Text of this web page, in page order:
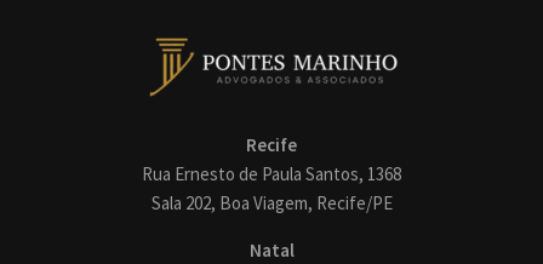
Recife
Rua Ernesto de Paula Santos, 1368
Sala 202, Boa Viagem, Recife/PE
Natal